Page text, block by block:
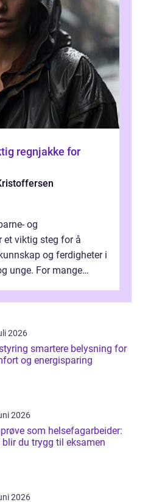
regnjakke for
og
et viktig steg for å
og ferdigheter i
unge. For mange
2026
belysning for
og energisparing
2026
som helsefagarbeider:
blir du trygg til eksamen
2026